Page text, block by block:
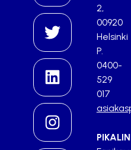
2,
00920
Helsinki
P.
0400-
529
017